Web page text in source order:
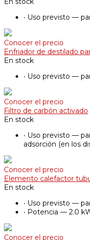
• Uso previsto —
Conocer el precio
Enfriador de destilado
En stock
• Uso previsto —
Conocer el precio
Filtro de carbón activado
En stock
• Uso previsto —
adsorción (en los
Conocer el precio
Elemento calefactor
En stock
• Uso previsto —
• Potencia — 2.0
Conocer el precio